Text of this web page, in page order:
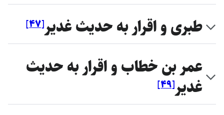
طبرى و اقرار به حديث غدير[۴۷]
عمر بن خطاب و اقرار به حديث
غدير[۴۹]